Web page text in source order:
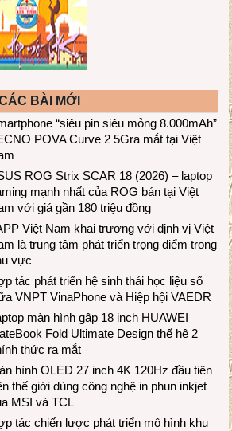
BÀI MỚI
“siêu pin siêu mỏng 8.000mAh”
POVA Curve 2 5Gra mắt tại Việt
ROG Strix SCAR 18 (2026) – laptop
mạnh nhất của ROG bán tại Việt
với giá gần 180 triệu đồng
Việt Nam khai trương với định vị Việt
là trung tâm phát triển trọng điểm trong
vực
tác phát triển hệ sinh thái học liệu số
VNPT VinaPhone và Hiệp hội VAEDR
màn hình gập 18 inch HUAWEI
Fold Ultimate Design thế hệ 2
thức ra mắt
hình OLED 27 inch 4K 120Hz đầu tiên
thế giới dùng công nghệ in phun inkjet
MSI và TCL
tác chiến lược phát triển mô hình khu